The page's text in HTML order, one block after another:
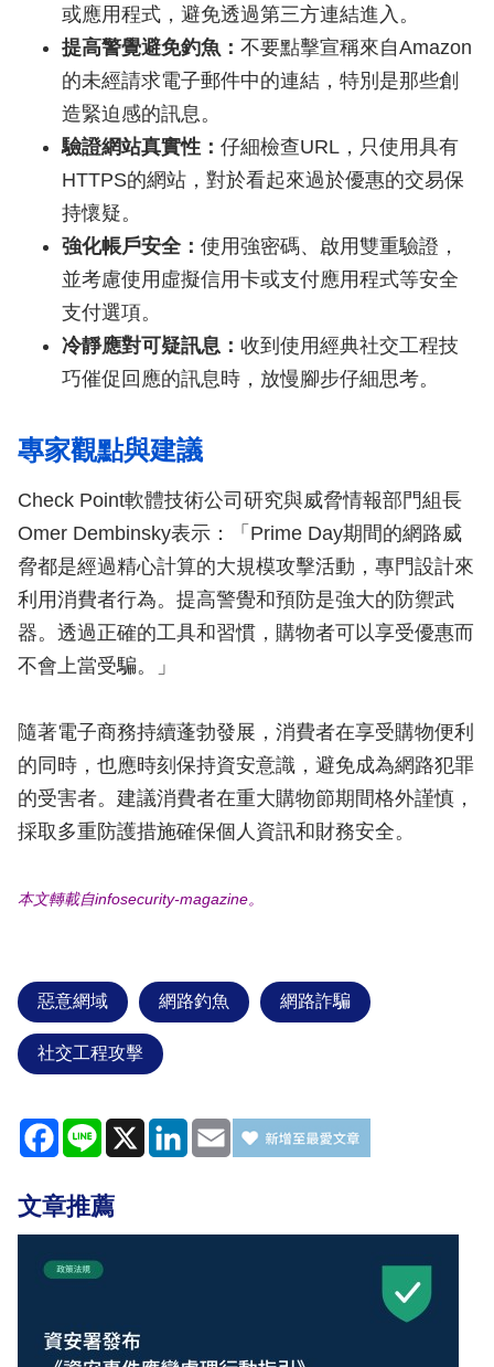
或應用程式，避免透過第三方連結進入。
提高警覺避免釣魚： 不要點擊宣稱來自Amazon
的未經請求電子郵件中的連結，特別是那些創
造緊迫感的訊息。
驗證網站真實性： 仔細檢查URL，只使用具有
HTTPS的網站，對於看起來過於優惠的交易保
持懷疑。
強化帳戶安全： 使用強密碼、啟用雙重驗證，
並考慮使用虛擬信用卡或支付應用程式等安全
支付選項。
冷靜應對可疑訊息： 收到使用經典社交工程技
巧催促回應的訊息時，放慢腳步仔細思考。
專家觀點與建議
Check Point軟體技術公司研究與威脅情報部門組長
Omer Dembinsky表示：「Prime Day期間的網路威
脅都是經過精心計算的大規模攻擊活動，專門設計來
利用消費者行為。提高警覺和預防是強大的防禦武
器。透過正確的工具和習慣，購物者可以享受優惠而
不會上當受騙。」
隨著電子商務持續蓬勃發展，消費者在享受購物便利
的同時，也應時刻保持資安意識，避免成為網路犯罪
的受害者。建議消費者在重大購物節期間格外謹慎，
採取多重防護措施確保個人資訊和財務安全。
本文轉載自infosecurity-magazine。
惡意網域 網路釣魚 網路詐騙
社交工程攻擊
Facebook
Line X LinkedIn
Email
文章推薦